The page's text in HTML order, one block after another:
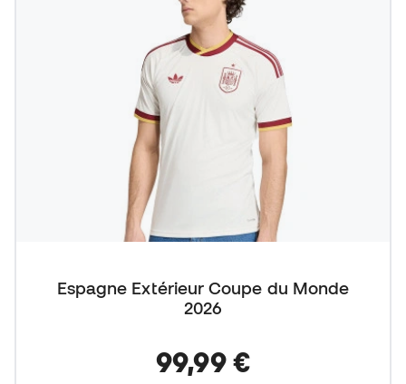
Espagne Extérieur Coupe du Monde
2026
99,99 €